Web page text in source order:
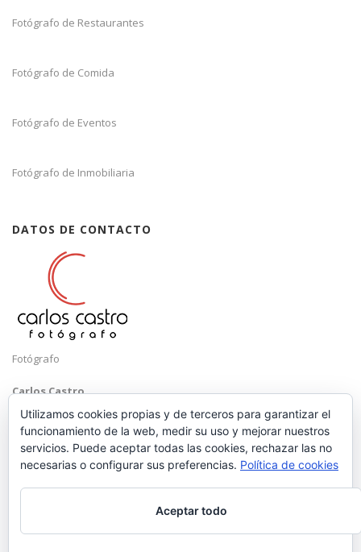
Fotógrafo de Restaurantes
Fotógrafo de Comida
Fotógrafo de Eventos
Fotógrafo de Inmobiliaria
DATOS DE CONTACTO
Fotógrafo
Carlos Castro
Málaga
Mobile: +34 652 83 71 98
hola@carloscastrofotografo.com
Utilizamos cookies propias y de terceros para garantizar el
funcionamiento de la web, medir su uso y mejorar nuestros
servicios. Puede aceptar todas las cookies, rechazar las no
necesarias o configurar sus preferencias. Política de cookies
Aceptar todo